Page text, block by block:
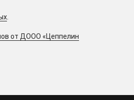
от ДООО «Цеппелин